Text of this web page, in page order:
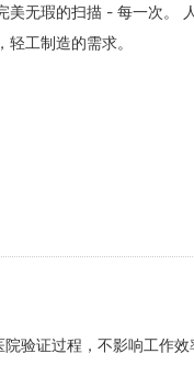
美无瑕的扫描 - 每一次。
工制造的需求。
验证过程，不影响工作效